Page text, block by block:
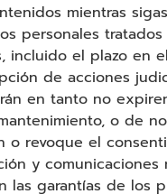
mientras
personales
incluido el plazo
de acciones
en tanto no
o de
o revoque el
y
las garantías de los